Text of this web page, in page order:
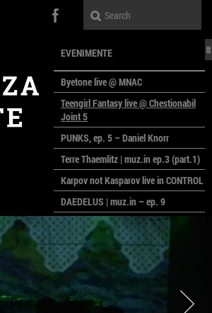
EVENIMENTE
Byetone live @ MNAC
Teengirl Fantasy live @ Chestionabil
Joint 5
PUNKS, ep. 5 – Daniel Knorr
Terre Thaemlitz | muz.in ep.3 (part.1)
Karpov not Kasparov live in CONTROL
DAEDELUS | muz.in – ep. 9
LALELE, LALELE – prima premieră a
anului la MACAZ
CinePOLSKA – filme poloneze la
București
PEOPLE OF ROMANIA se lansează la
galeria Simeza